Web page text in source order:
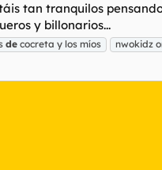
tan tranquilos
y billonarios...
de cocreta y los míos
nwokidz